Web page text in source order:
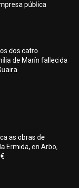
pública
dos catro
de Marín fallecida
as obras de
Ermida, en Arbo,